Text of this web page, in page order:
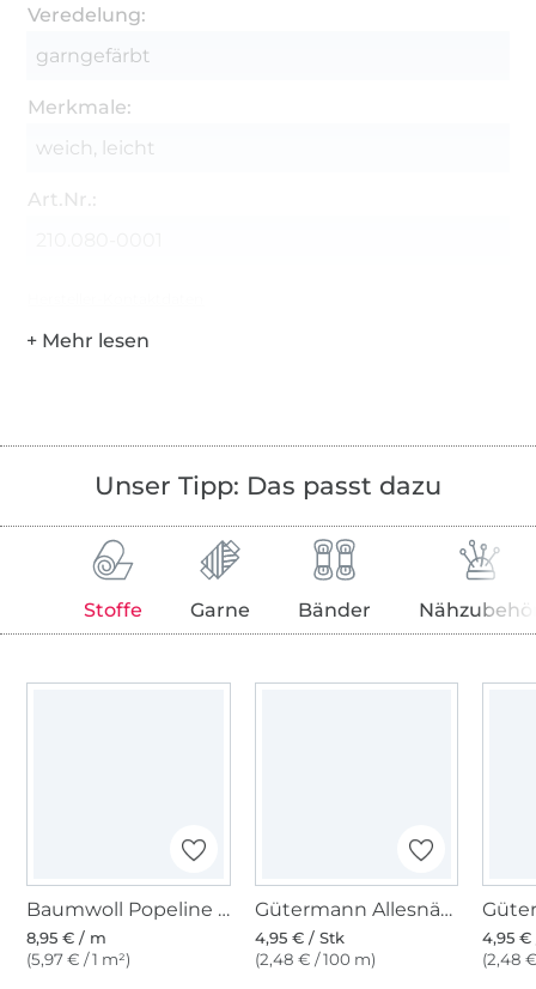
Veredelung:
garngefärbt
Merkmale:
weich, leicht
Art.Nr.:
Unser Tipp: Das passt dazu
Stoffe Garne Bänder
Baumwoll Popeline schwarz
8,95 € / m
(5,97 € / 1 m²)
Gütermann Allesnäher (722) sand
4,95 € / Stk
(2,48 € / 100 m)
4,95 €
(2,48